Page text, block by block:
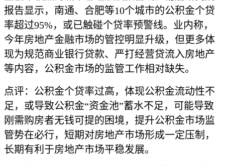
报告显示，南通、合肥等10个城市的公积金个贷
率超过95%，或已触碰个贷率预警线。业内称，
今年房地产金融市场的管控明显升级，但更多体
现为规范商业银行贷款、严打经营贷流入房地产
等内容，公积金市场的监管工作相对缺失。
点评：公积金个贷率过高，体现公积金流动性不
足，或导致公积金“资金池”蓄水不足，可能导致
刚需购房者无钱可提的困境，提升公积金市场监
管势在必行，短期对房地产市场形成一定压制，
长期有利于房地产市场平稳发展。